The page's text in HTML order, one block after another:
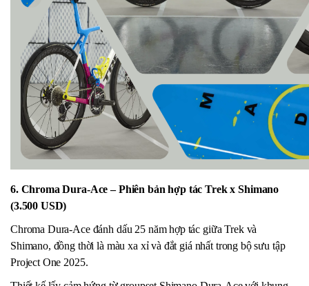
6. Chroma Dura-Ace – Phiên bản hợp tác Trek x Shimano
(3.500 USD)
Chroma Dura-Ace đánh dấu 25 năm hợp tác giữa Trek và
Shimano, đồng thời là màu xa xỉ và đắt giá nhất trong bộ sưu tập
Project One 2025.